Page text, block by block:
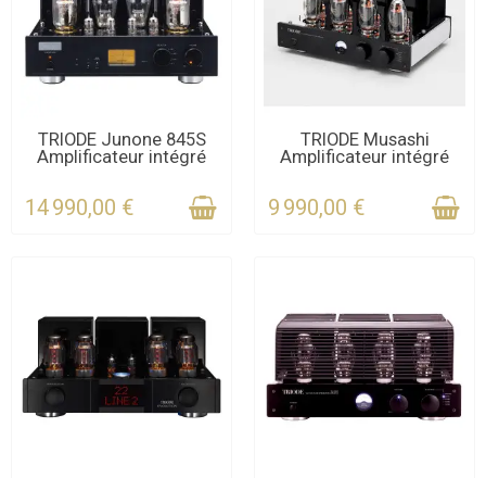
musique jouée.
DERNIERS ARTICLES EN
STOCK
TRIODE Junone 845S
Amplificateur intégré
14 990,00 €
DERNIERS ARTICLES EN
STOCK
TRIODE Musashi
Amplificateur intégré
9 990,00 €